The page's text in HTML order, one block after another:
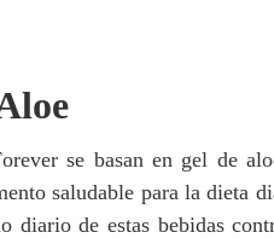
se basan en gel de
saludable para la dieta
diario de estas bebidas